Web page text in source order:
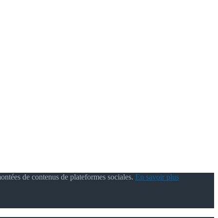
de contenus de plateformes sociales. En savoir plus